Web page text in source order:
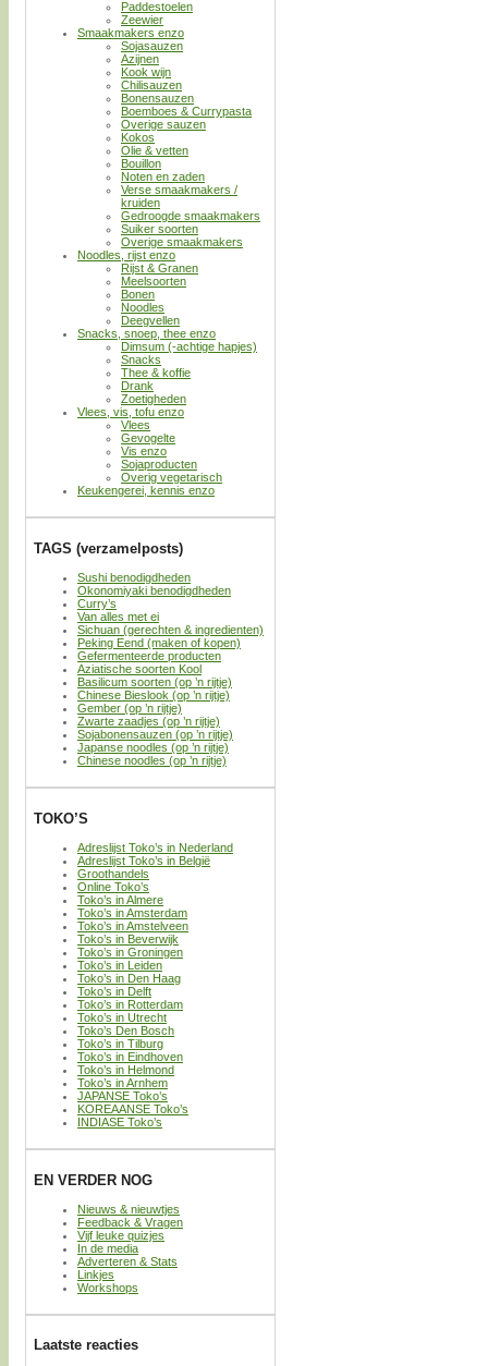
Paddestoelen
Zeewier
Smaakmakers enzo
Sojasauzen
Azijnen
Kook wijn
Chilisauzen
Bonensauzen
Boemboes & Currypasta
Overige sauzen
Kokos
Olie & vetten
Bouillon
Noten en zaden
Verse smaakmakers /
kruiden
Gedroogde smaakmakers
Suiker soorten
Overige smaakmakers
Noodles, rijst enzo
Rijst & Granen
Meelsoorten
Bonen
Noodles
Deegvellen
Snacks, snoep, thee enzo
Dimsum (-achtige hapjes)
Snacks
Thee & koffie
Drank
Zoetigheden
Vlees, vis, tofu enzo
Vlees
Gevogelte
Vis enzo
Sojaproducten
Overig vegetarisch
Keukengerei, kennis enzo
TAGS (verzamelposts)
Sushi benodigdheden
Okonomiyaki benodigdheden
Curry’s
Van alles met ei
Sichuan (gerechten & ingredienten)
Peking Eend (maken of kopen)
Gefermenteerde producten
Aziatische soorten Kool
Basilicum soorten (op ’n rijtje)
Chinese Bieslook (op ’n rijtje)
Gember (op ’n rijtje)
Zwarte zaadjes (op ’n rijtje)
Sojabonensauzen (op ’n rijtje)
Japanse noodles (op ’n rijtje)
Chinese noodles (op ’n rijtje)
TOKO’S
Adreslijst Toko’s in Nederland
Adreslijst Toko’s in België
Groothandels
Online Toko’s
Toko’s in Almere
Toko’s in Amsterdam
Toko’s in Amstelveen
Toko’s in Beverwijk
Toko’s in Groningen
Toko’s in Leiden
Toko’s in Den Haag
Toko’s in Delft
Toko’s in Rotterdam
Toko’s in Utrecht
Toko’s Den Bosch
Toko’s in Tilburg
Toko’s in Eindhoven
Toko’s in Helmond
Toko’s in Arnhem
JAPANSE Toko’s
KOREAANSE Toko’s
INDIASE Toko’s
EN VERDER NOG
Nieuws & nieuwtjes
Feedback & Vragen
Vijf leuke quizjes
In de media
Adverteren & Stats
Linkjes
Workshops
Laatste reacties